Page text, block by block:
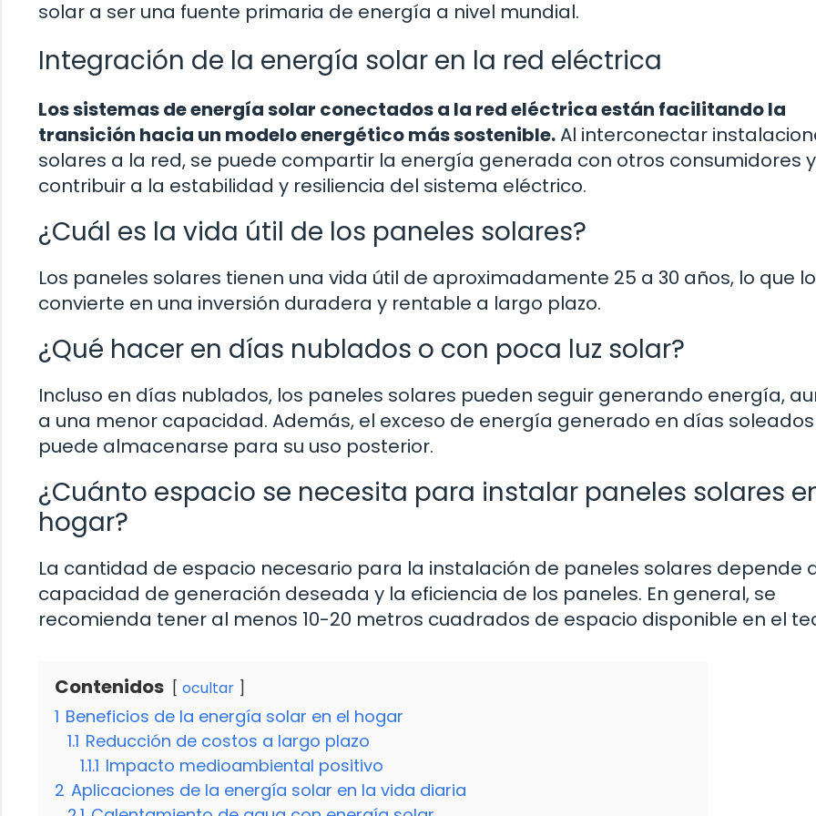
solar a ser una fuente primaria de energía a nivel mundial.
Integración de la energía solar en la red eléctrica
Los sistemas de energía solar conectados a la red eléctrica están facilitando la
transición hacia un modelo energético más sostenible.Al interconectar
solares a la red, se puede compartir la energía generada con otros consumidores y
contribuir a la estabilidad y resiliencia del sistema eléctrico.
¿Cuál es la vida útil de los paneles solares?
Los paneles solares tienen una vida útil de aproximadamente 25 a 30 años, lo que
convierte en una inversión duradera y rentable a largo plazo.
¿Qué hacer en días nublados o con poca luz solar?
Incluso en días nublados, los paneles solares pueden seguir generando energía,
a una menor capacidad. Además, el exceso de energía generado en días soleados
puede almacenarse para su uso posterior.
¿Cuánto espacio se necesita para instalar paneles solares
hogar?
La cantidad de espacio necesario para la instalación de paneles solares depende
capacidad de generación deseada y la eficiencia de los paneles. En general, se
recomienda tener al menos 10-20 metros cuadrados de espacio disponible en el
Contenidos ocultar
1 Beneficios de la energía solar en el hogar
1.1 Reducción de costos a largo plazo
1.1.1 Impacto medioambiental positivo
2 Aplicaciones de la energía solar en la vida diaria